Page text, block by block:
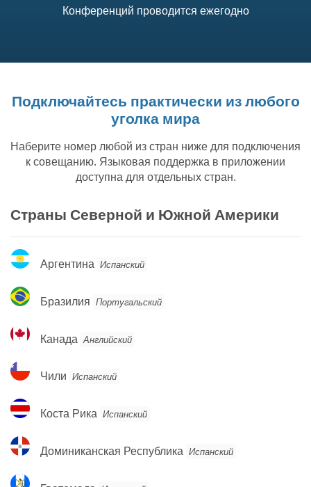
Конференций проводится ежегодно
Подключайтесь практически из любого
уголка мира
Наберите номер любой из стран ниже для подключения
к совещанию. Языковая поддержка в приложении
доступна для отдельных стран.
Страны Северной и Южной Америки
Аргентина
Аргентина Испанский
Бразилия
Бразилия Португальский
Канада
Канада Английский
Чили
Чили Испанский
Коста
Рика
Коста Рика Испанский
Доминиканская
Республика
Доминиканская Республика Испанский
Гватемала